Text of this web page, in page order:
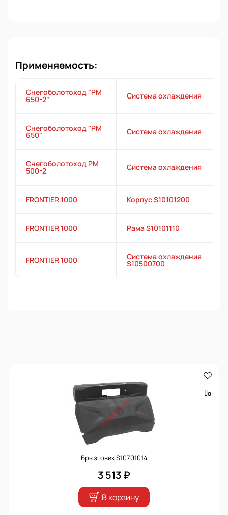
Применяемость:
Снегоболотоход "РМ
650-2" Система охлаждения
Снегоболотоход "РМ
650" Система охлаждения
Снегоболотоход РМ
500-2 Система охлаждения
FRONTIER 1000 Корпус S10101200
FRONTIER 1000 Рама S10101110
FRONTIER 1000 Система охлаждения
S10500700
Брызговик S10701014
3 513 ₽
В корзину